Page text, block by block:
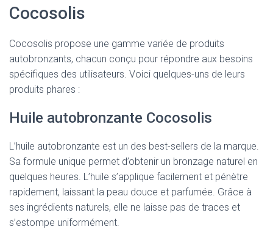
Cocosolis
Cocosolis propose une gamme variée de produits
autobronzants, chacun conçu pour répondre aux besoins
spécifiques des utilisateurs. Voici quelques-uns de leurs
produits phares :
Huile autobronzante Cocosolis
L’huile autobronzante est un des best-sellers de la marque.
Sa formule unique permet d’obtenir un bronzage naturel en
quelques heures. L’huile s’applique facilement et pénètre
rapidement, laissant la peau douce et parfumée. Grâce à
ses ingrédients naturels, elle ne laisse pas de traces et
s’estompe uniformément.